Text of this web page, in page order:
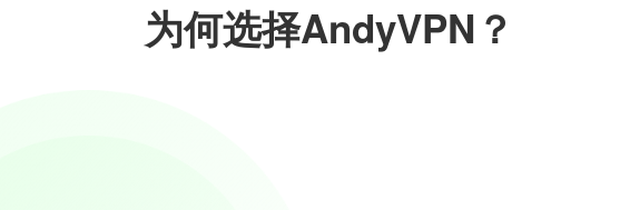
为何选择AndyVPN？